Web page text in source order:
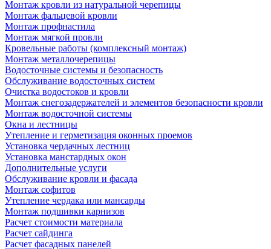
Монтаж кровли из натуральной черепицы
Монтаж фальцевой кровли
Монтаж профнастила
Монтаж мягкой провли
Кровельные работы (комплексный монтаж)
Монтаж металлочерепицы
Водосточные системы и безопасность
Обслуживание водосточных систем
Очистка водостоков и кровли
Монтаж снегозадержателей и элементов безопасности кровли
Монтаж водосточной системы
Окна и лестницы
Утепление и герметизация оконных проемов
Установка чердачных лестниц
Установка манстардных окон
Дополнительные услуги
Обслуживание кровли и фасада
Монтаж софитов
Утепление чердака или мансарды
Монтаж подшивки карнизов
Расчет стоимости материала
Расчет сайдинга
Расчет фасадных панелей